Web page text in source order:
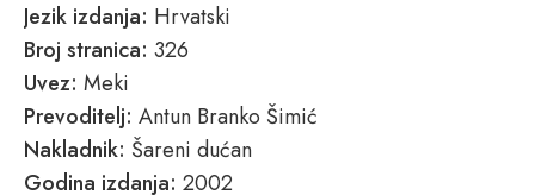
Jezik izdanja: Hrvatski
Broj stranica: 326
Uvez: Meki
Prevoditelj: Antun Branko Šimić
Nakladnik: Šareni dućan
Godina izdanja: 2002